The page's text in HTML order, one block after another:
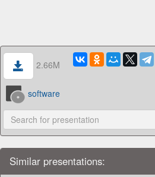
2.66M
software
Similar presentations: